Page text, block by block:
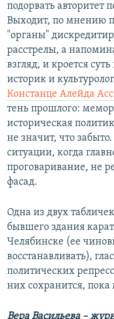
подорвать авторитет
Выходит, по мнению
"органы"
расстрелы, а
взгляд, и кроется
историк и
Констанце Алейда
тень прошлого:
историческая
не значит, что
ситуации, когда
проговаривание, не
фасад.
Одна из двух
бывшего здания
Челябинске (ее
восстанавливать),
политических
них сохранится,
Вера Васильева –